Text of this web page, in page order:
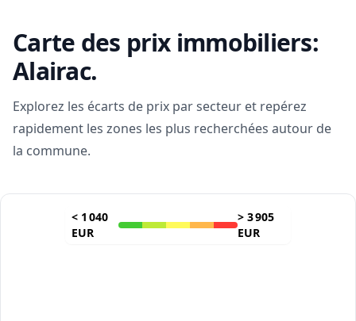
Carte des prix immobiliers:
Alairac.
Explorez les écarts de prix par secteur et repérez
rapidement les zones les plus recherchées autour de
la commune.
< 1 040
EUR
> 3 905
EUR